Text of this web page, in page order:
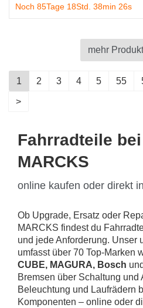
Noch 85Tage 18Std. 38min 25s
mehr
1 2 3 4 5 55
>
Fahrradteile bei
MARCKS
online kaufen oder direkt
Ob Upgrade, Ersatz oder
MARCKS findest du
und jede Anforderung. Unser
umfasst über 70 Top-Marken
CUBE, MAGURA, Bosch
Bremsen über Schaltung und
Beleuchtung und Laufrädern
Komponenten – online oder